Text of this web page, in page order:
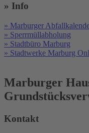
» Info
» Marburger
» Sperrmüllabholung
» Stadtbüro Marburg
» Stadtwerke Marburg
Marburger
Kontakt